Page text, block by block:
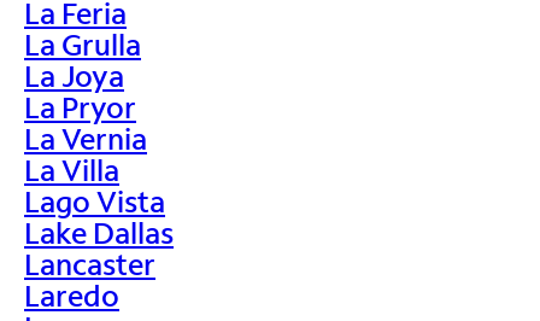
La Feria
La Grulla
La Joya
La Pryor
La Vernia
La Villa
Lago Vista
Lake Dallas
Lancaster
Laredo